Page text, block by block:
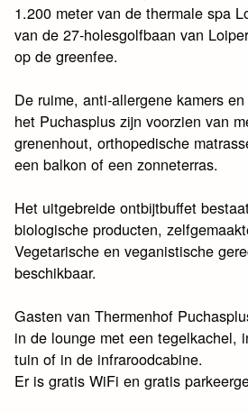
1.200 meter van de thermale spa
van de 27-holesgolfbaan van
op de greenfee.
De ruime, anti-allergene kamers
het Puchasplus zijn voorzien van
grenenhout, orthopedische
een balkon of een zonneterras.
Het uitgebreide ontbijtbuffet
biologische producten,
Vegetarische en veganistische
beschikbaar.
Gasten van Thermenhof
in de lounge met een tegelkachel,
tuin of in de infraroodcabine.
Er is gratis WiFi en gratis